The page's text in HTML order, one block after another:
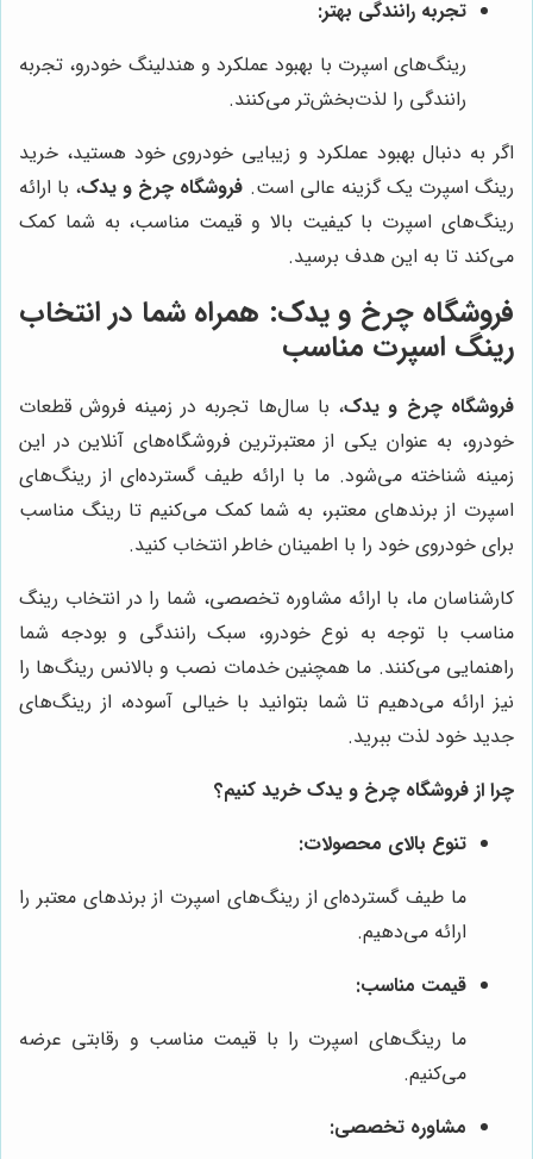
تجربه رانندگی بهتر:
رینگ‌های اسپرت با بهبود عملکرد و هندلینگ خودرو، تجربه
رانندگی را لذت‌بخش‌تر می‌کنند.
اگر به دنبال بهبود عملکرد و زیبایی خودروی خود هستید، خرید
رینگ اسپرت یک گزینه عالی است. فروشگاه چرخ و یدک، با ارائه
رینگ‌های اسپرت با کیفیت بالا و قیمت مناسب، به شما کمک
می‌کند تا به این هدف برسید.
فروشگاه چرخ و یدک: همراه شما در انتخاب
رینگ اسپرت مناسب
فروشگاه چرخ و یدک، با سال‌ها تجربه در زمینه فروش قطعات
خودرو، به عنوان یکی از معتبرترین فروشگاه‌های آنلاین در این
زمینه شناخته می‌شود. ما با ارائه طیف گسترده‌ای از رینگ‌های
اسپرت از برندهای معتبر، به شما کمک می‌کنیم تا رینگ مناسب
برای خودروی خود را با اطمینان خاطر انتخاب کنید.
کارشناسان ما، با ارائه مشاوره تخصصی، شما را در انتخاب رینگ
مناسب با توجه به نوع خودرو، سبک رانندگی و بودجه شما
راهنمایی می‌کنند. ما همچنین خدمات نصب و بالانس رینگ‌ها را
نیز ارائه می‌دهیم تا شما بتوانید با خیالی آسوده، از رینگ‌های
جدید خود لذت ببرید.
چرا از فروشگاه چرخ و یدک خرید کنیم؟
تنوع بالای محصولات:
ما طیف گسترده‌ای از رینگ‌های اسپرت از برندهای معتبر را
ارائه می‌دهیم.
قیمت مناسب:
ما رینگ‌های اسپرت را با قیمت مناسب و رقابتی عرضه
می‌کنیم.
مشاوره تخصصی: